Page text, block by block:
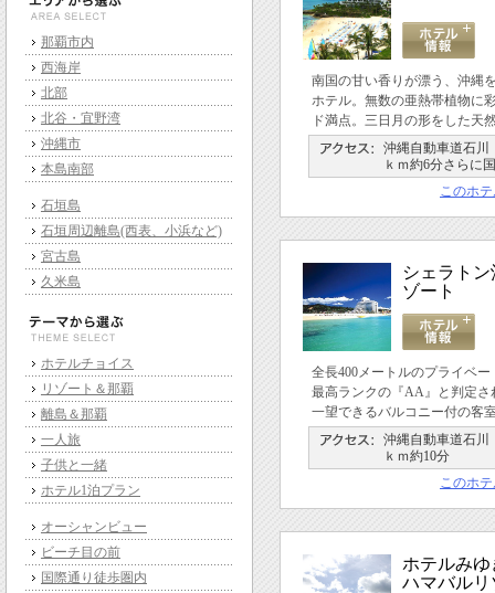
南国の甘い香りが漂う、沖縄
ホテル。無数の亜熱帯植物に
ド満点。三日月の形をした天
沖縄自動車道石川
ｋｍ約6分さらに
このホ
シェラト
ゾート
全長400メートルのプライベ
最高ランクの『AA』と判定
一望できるバルコニー付の客
沖縄自動車道石川
ｋｍ約10分
このホ
ホテルみ
ハマバルリ
那覇市内
西海岸
北部
北谷・宜野湾
沖縄市
本島南部
石垣島
石垣周辺離島(西表、小浜など)
宮古島
久米島
ホテルチョイス
リゾート＆那覇
離島＆那覇
一人旅
子供と一緒
ホテル1泊プラン
オーシャンビュー
ビーチ目の前
国際通り徒歩圏内